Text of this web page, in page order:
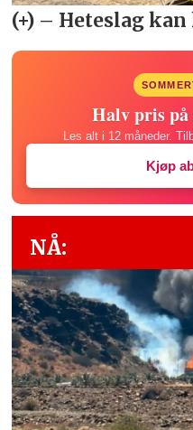
Halv pris på
Les alt i 12 måneder.
Kjøp
NÅ: